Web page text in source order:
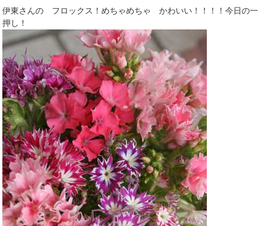
伊東さんの フロックス！めちゃめちゃ かわいい！！！！今日の一
押し！